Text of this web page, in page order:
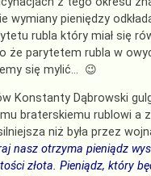
wymiany pieniędzy
rubla który miał się
że parytetem rubla w
się mylić… 😉
Konstanty Dąbrowski
braterskiemu rublowi a
niż była przez
nasz otrzyma pieniądz
złota. Pieniądz, który